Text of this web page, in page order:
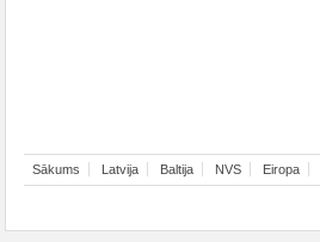
Sākums Latvija Baltija NVS Eiropa